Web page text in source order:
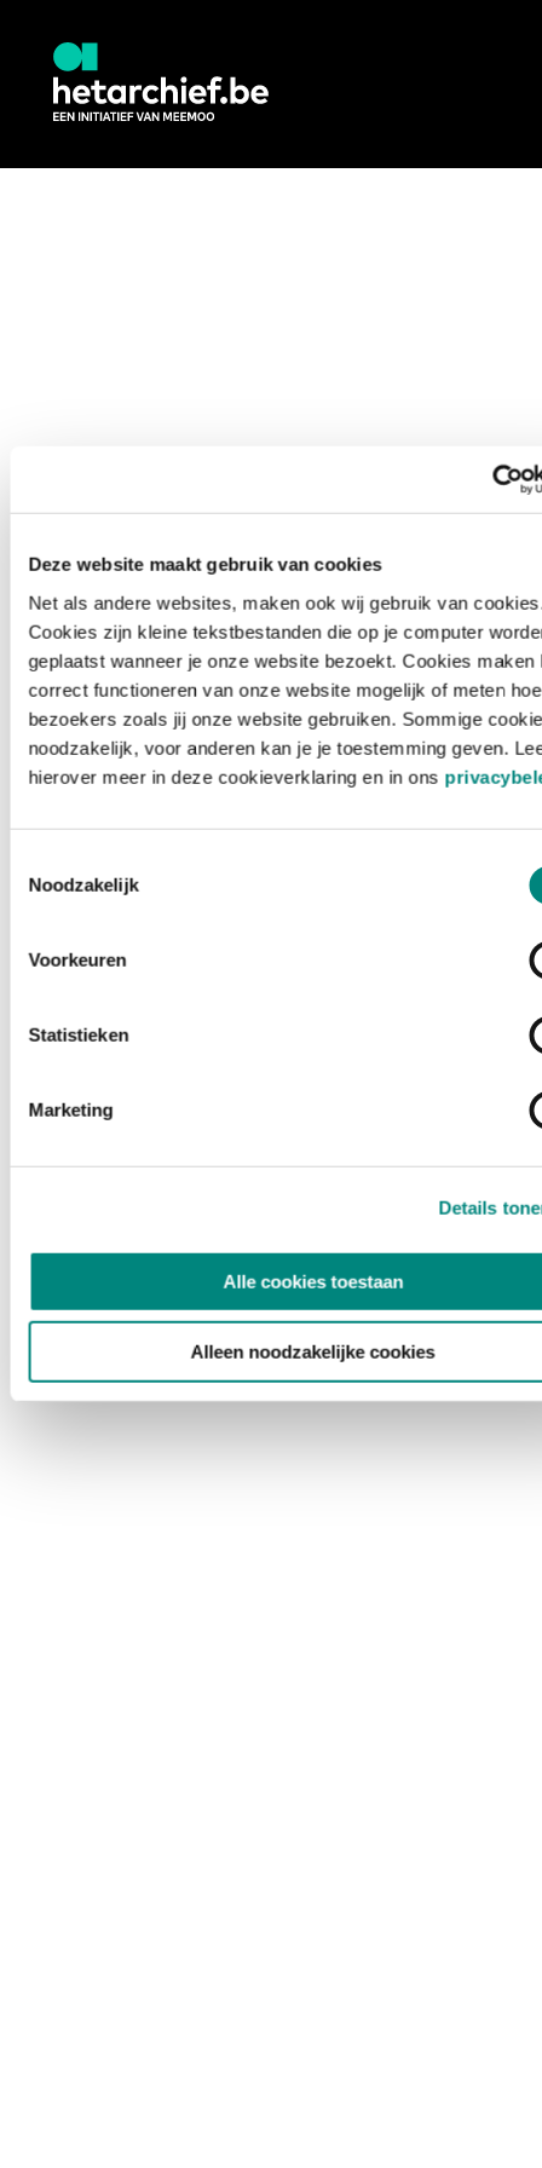
Deze website maakt gebruik van cookies
Net als andere websites, maken ook wij gebruik van
Cookies zijn kleine tekstbestanden die op je computer
geplaatst wanneer je onze website bezoekt. Cookies maken
correct functioneren van onze website mogelijk of meten hoe
bezoekers zoals jij onze website gebruiken. Sommige
noodzakelijk, voor anderen kan je je toestemming geven.
hierover meer in deze cookieverklaring en in ons
Noodzakelijk
Voorkeuren
Statistieken
Marketing
Details
Alle cookies toestaan
Alleen noodzakelijke cookies